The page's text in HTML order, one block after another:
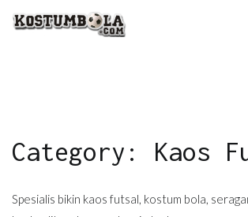
Category: Kaos
Spesialis bikin kaos futsal, kostum bola,